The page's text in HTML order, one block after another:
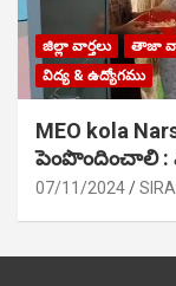
జిల్లా వార్తలు తాజా
విద్య & ఉద్యోగము
MEO kola
పెంపొందించాలి :
07/11/2024